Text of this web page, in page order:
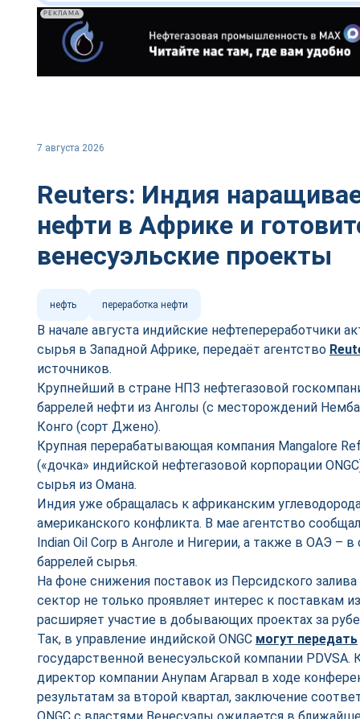
РЕКЛАМА
7 августа 2026
Reuters: Индия
нефти в Африке и
венесуэльские проекты
нефть переработка нефти
В начале августа индийские нефтепереработчики
сырья в Западной Африке, передаёт агентство
источников.
Крупнейший в стране НПЗ нефтегазовой
баррелей нефти из Анголы (с месторождений
Конго (сорт Джено).
Крупная перерабатывающая компания Mangalore
(«дочка» индийской нефтегазовой корпорации
сырья из Омана.
Индия уже обращалась к африканским
американского конфликта. В мае агентство
Indian Oil Corp в Анголе и Нигерии, а также в ОАЭ –
баррелей сырья.
На фоне снижения поставок из Персидского
сектор не только проявляет интерес к поставкам
расширяет участие в добывающих проектах за
Так, в управление индийской ONGC могут передать
государственной венесуэльской компании
директор компании Анупам Агарвал в ходе
результатам за второй квартал, заключение